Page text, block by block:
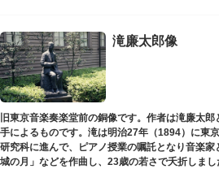
形民俗文化財に指定されています。
富士山に合わせて、お山開きが行われ、6月30日
ができます。
【Twitter】https://twitter.com/onoterupr
滝廉太郎像
旧東京音楽奏楽堂前の銅像です。作者は滝廉太
手によるものです。滝は明治27年（1894）に東
研究科に進んで、ピアノ授業の嘱託となり音楽
城の月」などを作曲し、23歳の若さで夭折しま